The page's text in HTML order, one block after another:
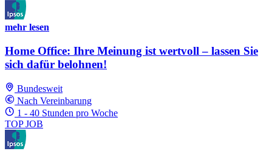
mehr lesen
Home Office: Ihre Meinung ist wertvoll – lassen Sie
sich dafür belohnen!
Bundesweit
Nach Vereinbarung
1 - 40 Stunden pro Woche
TOP JOB